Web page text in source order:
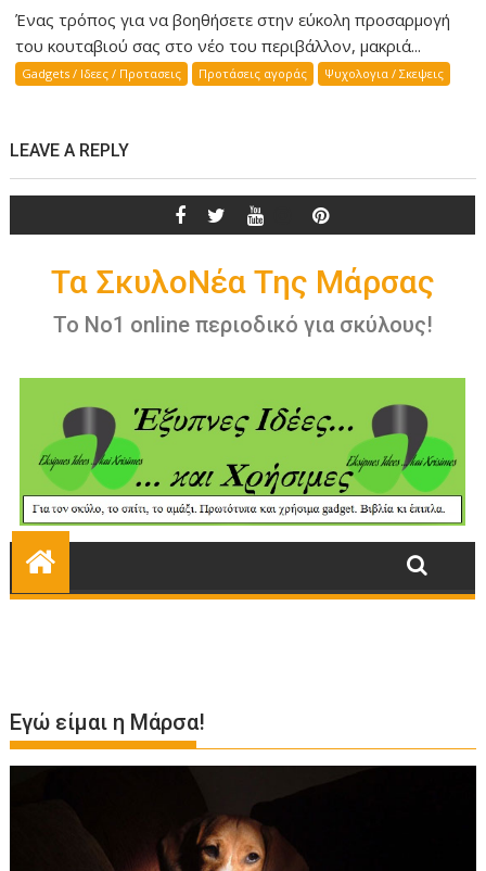
Ένας τρόπος για να βοηθήσετε στην εύκολη προσαρμογή
του κουταβιού σας στο νέο του περιβάλλον, μακριά...
Gadgets / Ιδεες / Προτασεις Προτάσεις αγοράς Ψυχολογια / Σκεψεις
LEAVE A REPLY
Εγώ είμαι η Μάρσα!